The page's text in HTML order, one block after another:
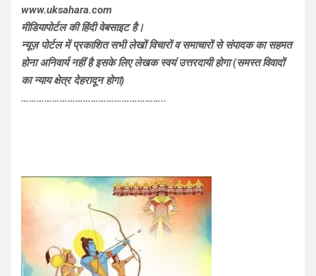
www.uksahara.com
मीडियापोर्टल की हिंदी वेबसाइट है।
न्यूज़ पोर्टल में प्रकाशित सभी लेखों विचारों व समाचारों से संपादक का सहमत
होना अनिवार्य नहीं है इसके लिए लेखक स्वयं उत्तरदायी होगा (समस्त विवादों
का न्याय क्षेत्र देहरादून होगा)
………………………………………………..